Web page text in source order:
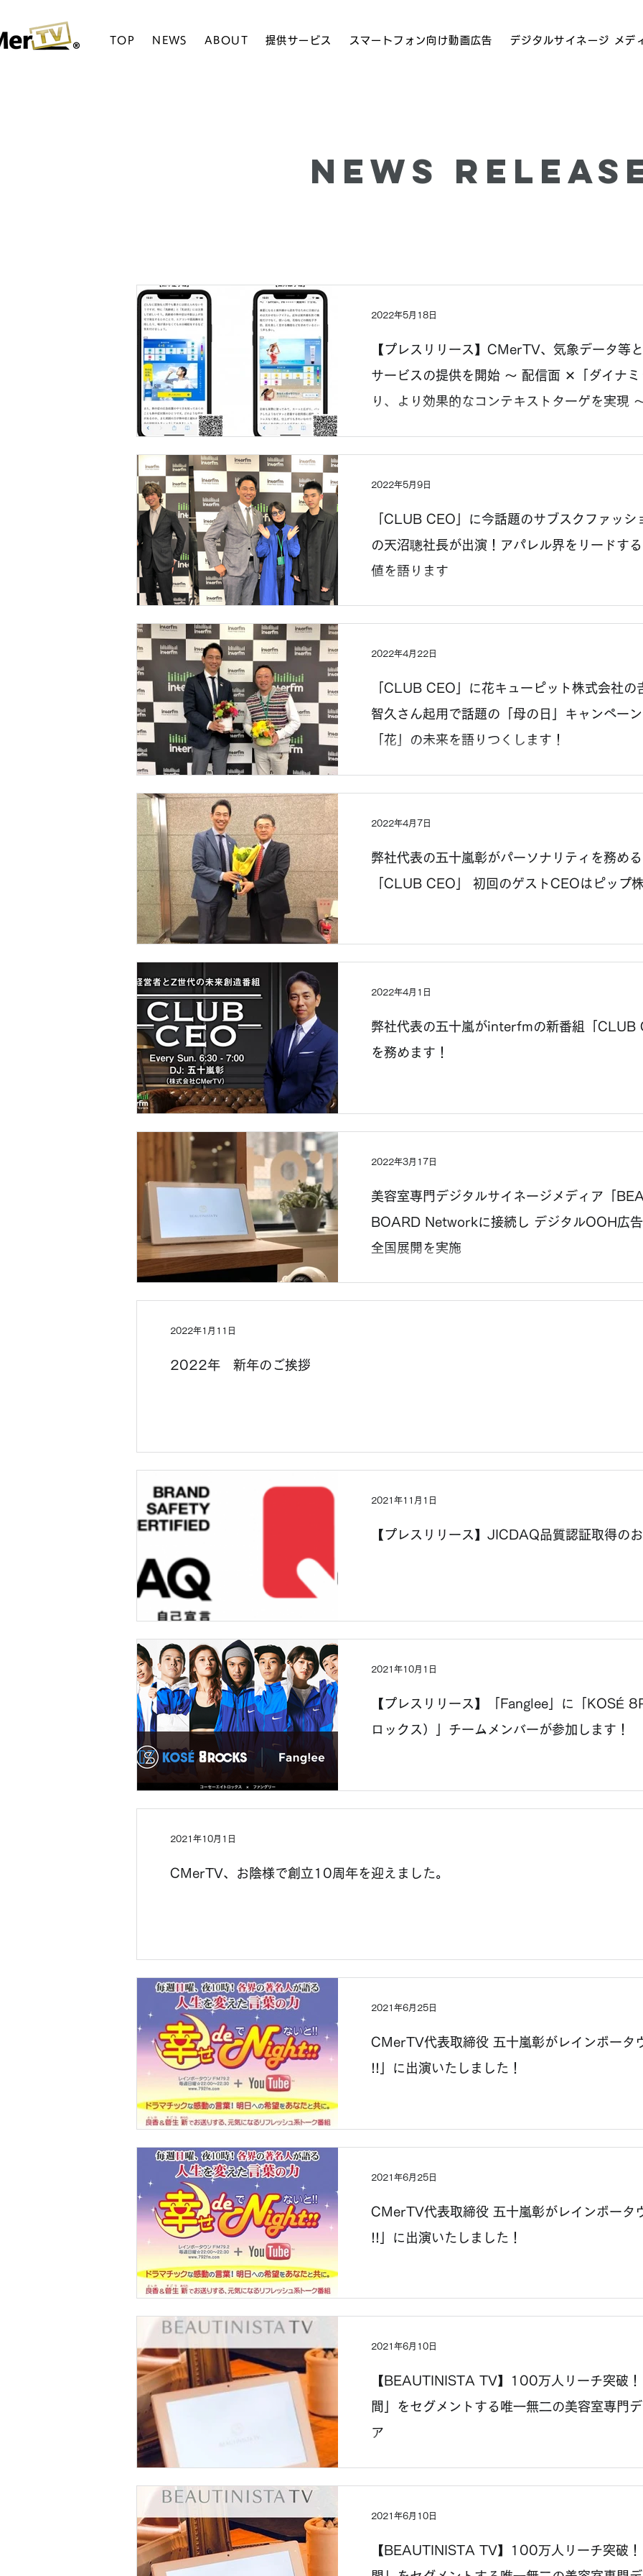
TOP NEWS ABOUT 提供サービス スマートフォン向け動画広告 デジタルサイネージ メデ
News
【プレスリリース】CMerTV、気象データ等
サービスの提供を開始 ～ 配信面 ✕「ダイナ
り、より効果的なコンテキストターゲを実現
2022年5月18日
「CLUB CEO」に今話題のサブスクファッ
の天沼聰社長が出演！アパレル界をリードす
値を語ります
2022年5月9日
「CLUB CEO」に花キューピット株式会社の
智久さん起用で話題の「母の日」キャンペー
「花」の未来を語りつくします！
2022年4月22日
弊社代表の五十嵐彰がパーソナリティを務め
「CLUB CEO」 初回のゲストCEOはピップ
2022年4月7日
弊社代表の五十嵐がinterfmの新番組「CLUB
を務めます！
2022年4月1日
美容室専門デジタルサイネージメディア「
BOARD Networkに接続し デジタルOOH広
全国展開を実施
2022年3月17日
2022年 新年のご挨拶
2022年1月11日
【プレスリリース】JICDAQ品質認証取得の
2021年11月1日
【プレスリリース】「Fanglee」に「KOSÉ
ロックス）」チームメンバーが参加します！
2021年10月1日
CMerTV、お陰様で創立10周年を迎えました。
2021年10月1日
CMerTV代表取締役 五十嵐彰がレインボー
!!」に出演いたしました！
2021年6月25日
CMerTV代表取締役 五十嵐彰がレインボー
!!」に出演いたしました！
2021年6月25日
【BEAUTINISTA TV】100万人リーチ突破
間」をセグメントする唯一無二の美容室専門
ア
2021年6月10日
【BEAUTINISTA TV】100万人リーチ突破
2021年6月10日